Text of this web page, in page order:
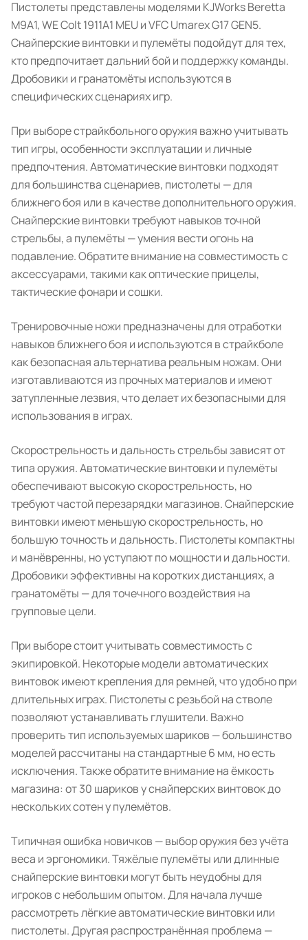
Пистолеты представлены моделями KJWorks Beretta
M9A1, WE Colt 1911A1 MEU и VFC Umarex G17 GEN5.
Снайперские винтовки и пулемёты подойдут для тех,
кто предпочитает дальний бой и поддержку команды.
Дробовики и гранатомёты используются в
специфических сценариях игр.
При выборе страйкбольного оружия важно учитывать
тип игры, особенности эксплуатации и личные
предпочтения. Автоматические винтовки подходят
для большинства сценариев, пистолеты — для
ближнего боя или в качестве дополнительного оружия.
Снайперские винтовки требуют навыков точной
стрельбы, а пулемёты — умения вести огонь на
подавление. Обратите внимание на совместимость с
аксессуарами, такими как оптические прицелы,
тактические фонари и сошки.
Тренировочные ножи предназначены для отработки
навыков ближнего боя и используются в страйкболе
как безопасная альтернатива реальным ножам. Они
изготавливаются из прочных материалов и имеют
затупленные лезвия, что делает их безопасными для
использования в играх.
Скорострельность и дальность стрельбы зависят от
типа оружия. Автоматические винтовки и пулемёты
обеспечивают высокую скорострельность, но
требуют частой перезарядки магазинов. Снайперские
винтовки имеют меньшую скорострельность, но
большую точность и дальность. Пистолеты компактны
и манёвренны, но уступают по мощности и дальности.
Дробовики эффективны на коротких дистанциях, а
гранатомёты — для точечного воздействия на
групповые цели.
При выборе стоит учитывать совместимость с
экипировкой. Некоторые модели автоматических
винтовок имеют крепления для ремней, что удобно при
длительных играх. Пистолеты с резьбой на стволе
позволяют устанавливать глушители. Важно
проверить тип используемых шариков — большинство
моделей рассчитаны на стандартные 6 мм, но есть
исключения. Также обратите внимание на ёмкость
магазина: от 30 шариков у снайперских винтовок до
нескольких сотен у пулемётов.
Типичная ошибка новичков — выбор оружия без учёта
веса и эргономики. Тяжёлые пулемёты или длинные
снайперские винтовки могут быть неудобны для
игроков с небольшим опытом. Для начала лучше
рассмотреть лёгкие автоматические винтовки или
пистолеты. Другая распространённая проблема —